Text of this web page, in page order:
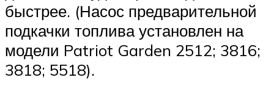
быстрее. (Насос предварительной
подкачки топлива установлен на
модели Patriot Garden 2512; 3816;
3818; 5518).